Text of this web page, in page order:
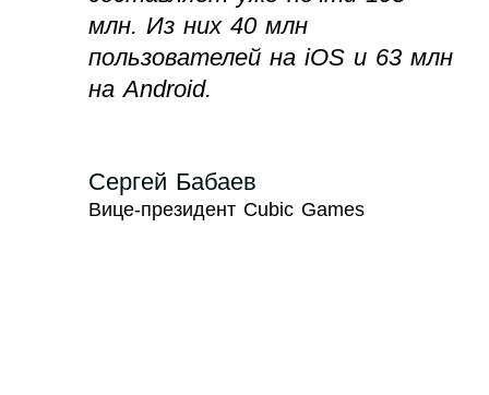
млн. Из них 40 млн
пользователей на iOS и 63 млн
на Android.
Сергей Бабаев
Вице-президент Cubic Games